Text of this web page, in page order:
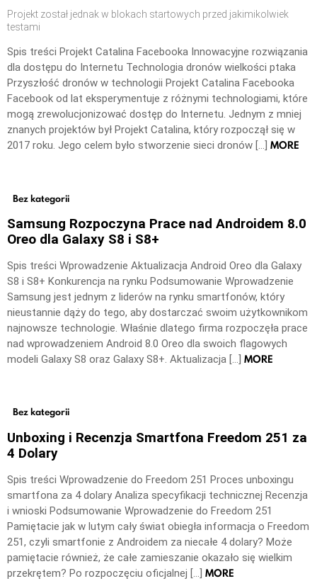
Projekt został jednak w blokach startowych przed jakimikolwiek
testami
Spis treści Projekt Catalina Facebooka Innowacyjne rozwiązania
dla dostępu do Internetu Technologia dronów wielkości ptaka
Przyszłość dronów w technologii Projekt Catalina Facebooka
Facebook od lat eksperymentuje z różnymi technologiami, które
mogą zrewolucjonizować dostęp do Internetu. Jednym z mniej
znanych projektów był Projekt Catalina, który rozpoczął się w
2017 roku. Jego celem było stworzenie sieci dronów […] MORE
Bez kategorii
Samsung Rozpoczyna Prace nad Androidem 8.0
Oreo dla Galaxy S8 i S8+
Spis treści Wprowadzenie Aktualizacja Android Oreo dla Galaxy
S8 i S8+ Konkurencja na rynku Podsumowanie Wprowadzenie
Samsung jest jednym z liderów na rynku smartfonów, który
nieustannie dąży do tego, aby dostarczać swoim użytkownikom
najnowsze technologie. Właśnie dlatego firma rozpoczęła prace
nad wprowadzeniem Android 8.0 Oreo dla swoich flagowych
modeli Galaxy S8 oraz Galaxy S8+. Aktualizacja […] MORE
Bez kategorii
Unboxing i Recenzja Smartfona Freedom 251 za
4 Dolary
Spis treści Wprowadzenie do Freedom 251 Proces unboxingu
smartfona za 4 dolary Analiza specyfikacji technicznej Recenzja
i wnioski Podsumowanie Wprowadzenie do Freedom 251
Pamiętacie jak w lutym cały świat obiegła informacja o Freedom
251, czyli smartfonie z Androidem za niecałe 4 dolary? Może
pamiętacie również, że całe zamieszanie okazało się wielkim
przekrętem? Po rozpoczęciu oficjalnej […] MORE